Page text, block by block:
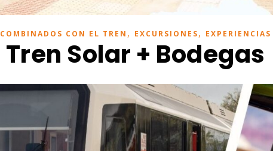
COMBINADOS CON EL TREN , EXCURSIONES, EXPERIENCIAS
Tren Solar + Bodegas